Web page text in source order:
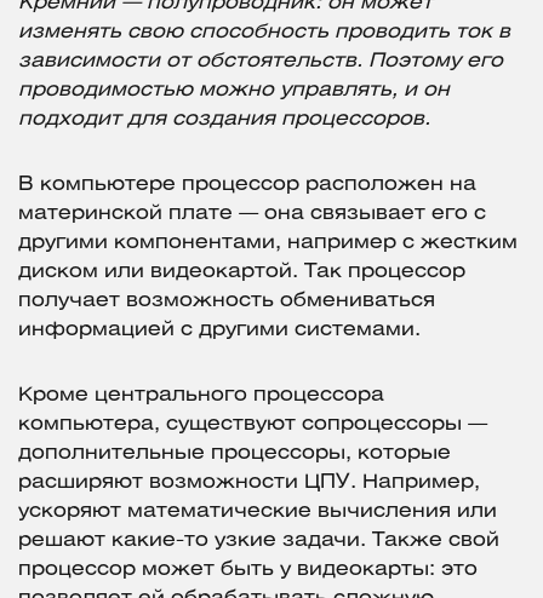
изменять свою способность проводить ток в
зависимости от обстоятельств. Поэтому его
проводимостью можно управлять, и он
подходит для создания процессоров.
В компьютере процессор расположен на
материнской плате — она связывает его с
другими компонентами, например с жестким
диском или видеокартой. Так процессор
получает возможность обмениваться
информацией с другими системами.
Кроме центрального процессора
компьютера, существуют сопроцессоры —
дополнительные процессоры, которые
расширяют возможности ЦПУ. Например,
ускоряют математические вычисления или
решают какие-то узкие задачи. Также свой
процессор может быть у видеокарты: это